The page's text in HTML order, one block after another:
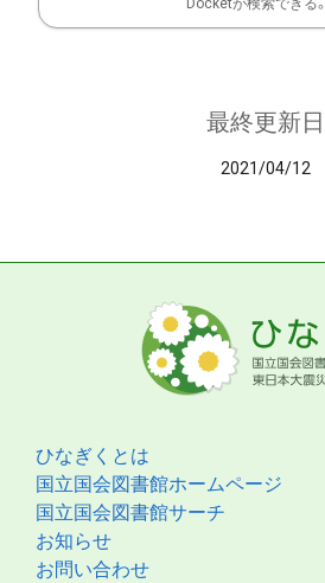
Docketが検索できる。
最終更新日
2021/04/12
ひなぎくとは
国立国会図書館ホームページ
国立国会図書館サーチ
お知らせ
お問い合わせ